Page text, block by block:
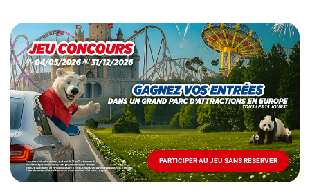
Opération
spéciale
Mai
-
Décembre
2026
Locations
PARTICIPER AU JEU SANS RESERVER
PARTICIPER
AU
JEU